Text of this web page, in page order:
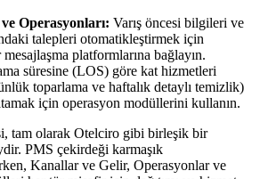
Operasyonları: Varış öncesi bilgileri ve
talepleri otomatikleştirmek için
platformlarına bağlayın.
süresine (LOS) göre kat hizmetleri
toparlama ve haftalık detaylı temizlik)
için operasyon modüllerini kullanın.
tam olarak Otelciro gibi birleşik bir
PMS çekirdeği karmaşık
Kanallar ve Gelir, Operasyonlar ve